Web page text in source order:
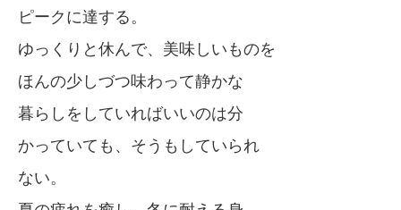
ピークに達する。
ゆっくりと休んで、美味しいものを
ほんの少しづつ味わって静かな
暮らしをしていればいいのは分
かっていても、そうもしていられ
ない。